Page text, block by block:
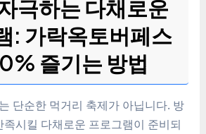
극하는 다채로운
: 가락옥토버페스
즐기는 방법
단순한 먹거리 축제가 아닙니다. 방
시킬 다채로운 프로그램이 준비되